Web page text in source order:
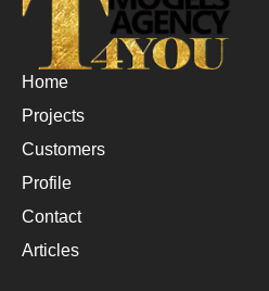
Home
Projects
Customers
Profile
Contact
Articles